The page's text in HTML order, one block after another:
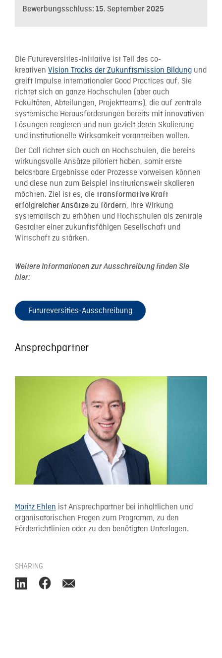
Bewerbungsschluss: 15. September 2025
Die Futureversities-Initiative ist Teil des co-
kreativen Vision Tracks der Zukunftsmission Bildung und
greift Impulse internationaler Good Practices auf. Sie
richtet sich an ganze Hochschulen (aber auch
Fakultäten, Abteilungen, Projektteams), die auf zentrale
systemische Herausforderungen bereits mit innovativen
Lösungen reagieren und nun gezielt deren Skalierung
und institutionelle Wirksamkeit vorantreiben wollen.
Der Call richtet sich auch an Hochschulen, die bereits
wirkungsvolle Ansätze pilotiert haben, somit erste
belastbare Ergebnisse oder Prozesse vorweisen können
und diese nun zum Beispiel institutionsweit skalieren
möchten. Ziel ist es, die transformative Kraft
erfolgreicher Ansätze zu fördern, ihre Wirkung
systematisch zu erhöhen und Hochschulen als zentrale
Gestalter einer zukunftsfähigen Gesellschaft und
Wirtschaft zu stärken.
Weitere Informationen zur Ausschreibung finden Sie
hier:
Futureversities-Ausschreibung
Ansprechpartner
Moritz Ehlen ist Ansprechpartner bei inhaltlichen und
organisatorischen Fragen zum Programm, zu den
Förderrichtlinien oder zu den benötigten Unterlagen.
SHARING